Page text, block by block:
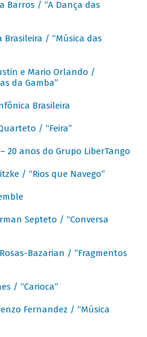
Barros / “A Dança das
Brasileira / “Música das
e Mario Orlando /
da Gamba”
Brasileira
/ “Feira”
20 anos do Grupo LiberTango
/ “Rios que Navego”
Septeto / “Conversa
Bazarian / “Fragmentos
/ “Carioca”
Fernandez / “Música